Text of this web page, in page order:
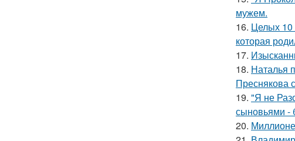
мужем.
16. Целых 10
которая
17.
18. Наталья
Преснякова
19. "Я не
сыновьями -
20.